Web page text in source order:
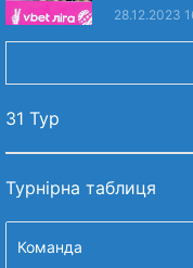
28.12.2023
31 Тур
Турнірна таблиця
Команда